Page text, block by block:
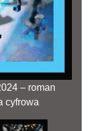
– roman
cyfrowa